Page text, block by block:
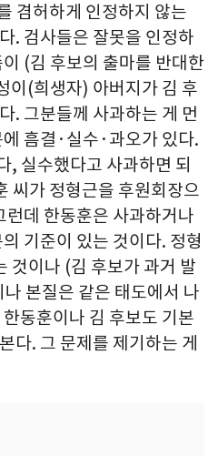
겸허하게 인정하지 않는
. 검사들은 잘못을 인정하
(김 후보의 출마를 반대한
이(희생자) 아버지가 김 후
. 그분들께 사과하는 게 먼
흠결·실수·과오가 있다.
, 실수했다고 사과하면 되
씨가 정형근을 후원회장으
런데 한동훈은 사과하거나
기준이 있는 것이다. 정형
것이나 (김 후보가 과거 발
본질은 같은 태도에서 나
동훈이나 김 후보도 기본
다. 그 문제를 제기하는 게